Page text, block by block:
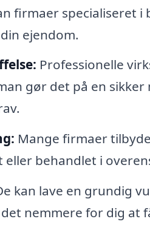
firmaer specialiseret
ejendom.
Professionelle
gør det på en
Mange firmaer
behandlet i
kan lave en grundig
nemmere for dig at